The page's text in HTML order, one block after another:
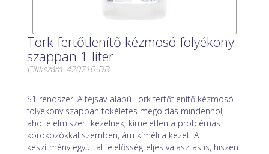
Tork fertőtlenítő kézmosó folyékony
szappan 1 liter
Cikkszám: 420710-DB
S1 rendszer. A tejsav-alapú Tork fertőtlenítő kézmosó
folyékony szappan tökéletes megoldás mindenhol,
ahol élelmiszert kezelnek; kíméletlen a problémás
kórokozókkal szemben, ám kíméli a kezet. A
készítmény egyúttal felelősségteljes választás is, hiszen